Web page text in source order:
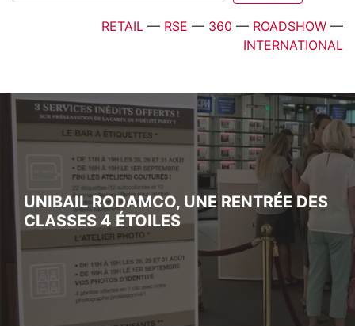
RETAIL — RSE — 360 — ROADSHOW —
INTERNATIONAL
UNIBAIL RODAMCO, UNE RENTRÉE DES
CLASSES 4 ÉTOILES